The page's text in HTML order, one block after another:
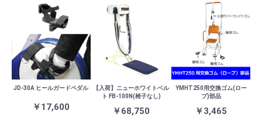
JD-30A ヒールガードペダル
￥17,600
【入荷】ニューホワイトベル
ト FB-100N(椅子なし)
￥68,750
YMHT250用交換ゴム(ロー
プ)部品
￥3,465